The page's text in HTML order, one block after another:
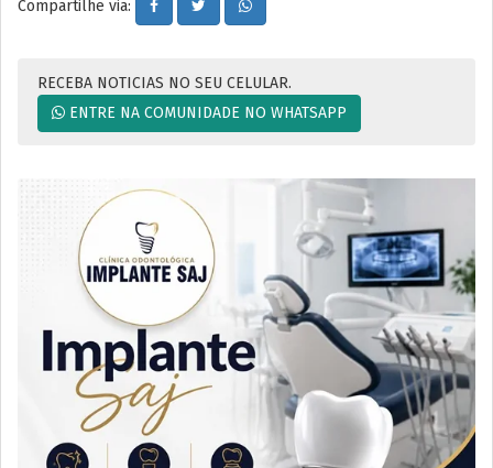
Compartilhe via:
RECEBA NOTICIAS NO SEU CELULAR.
ENTRE NA COMUNIDADE NO WHATSAPP